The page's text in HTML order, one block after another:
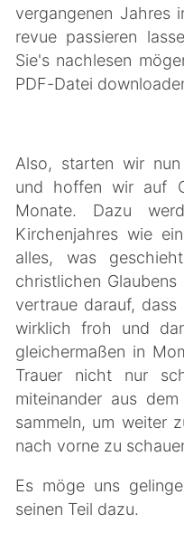
vergangenen Jahres
revue passieren
Sie's nachlesen
PDF-Datei
Also, starten wir
und hoffen wir auf
Monate. Dazu
Kirchenjahres wie
alles, was
christlichen
vertraue darauf,
wirklich froh und
gleichermaßen in
Trauer nicht nur
miteinander aus
sammeln, um weiter
nach vorne zu
Es möge uns
seinen Teil dazu.